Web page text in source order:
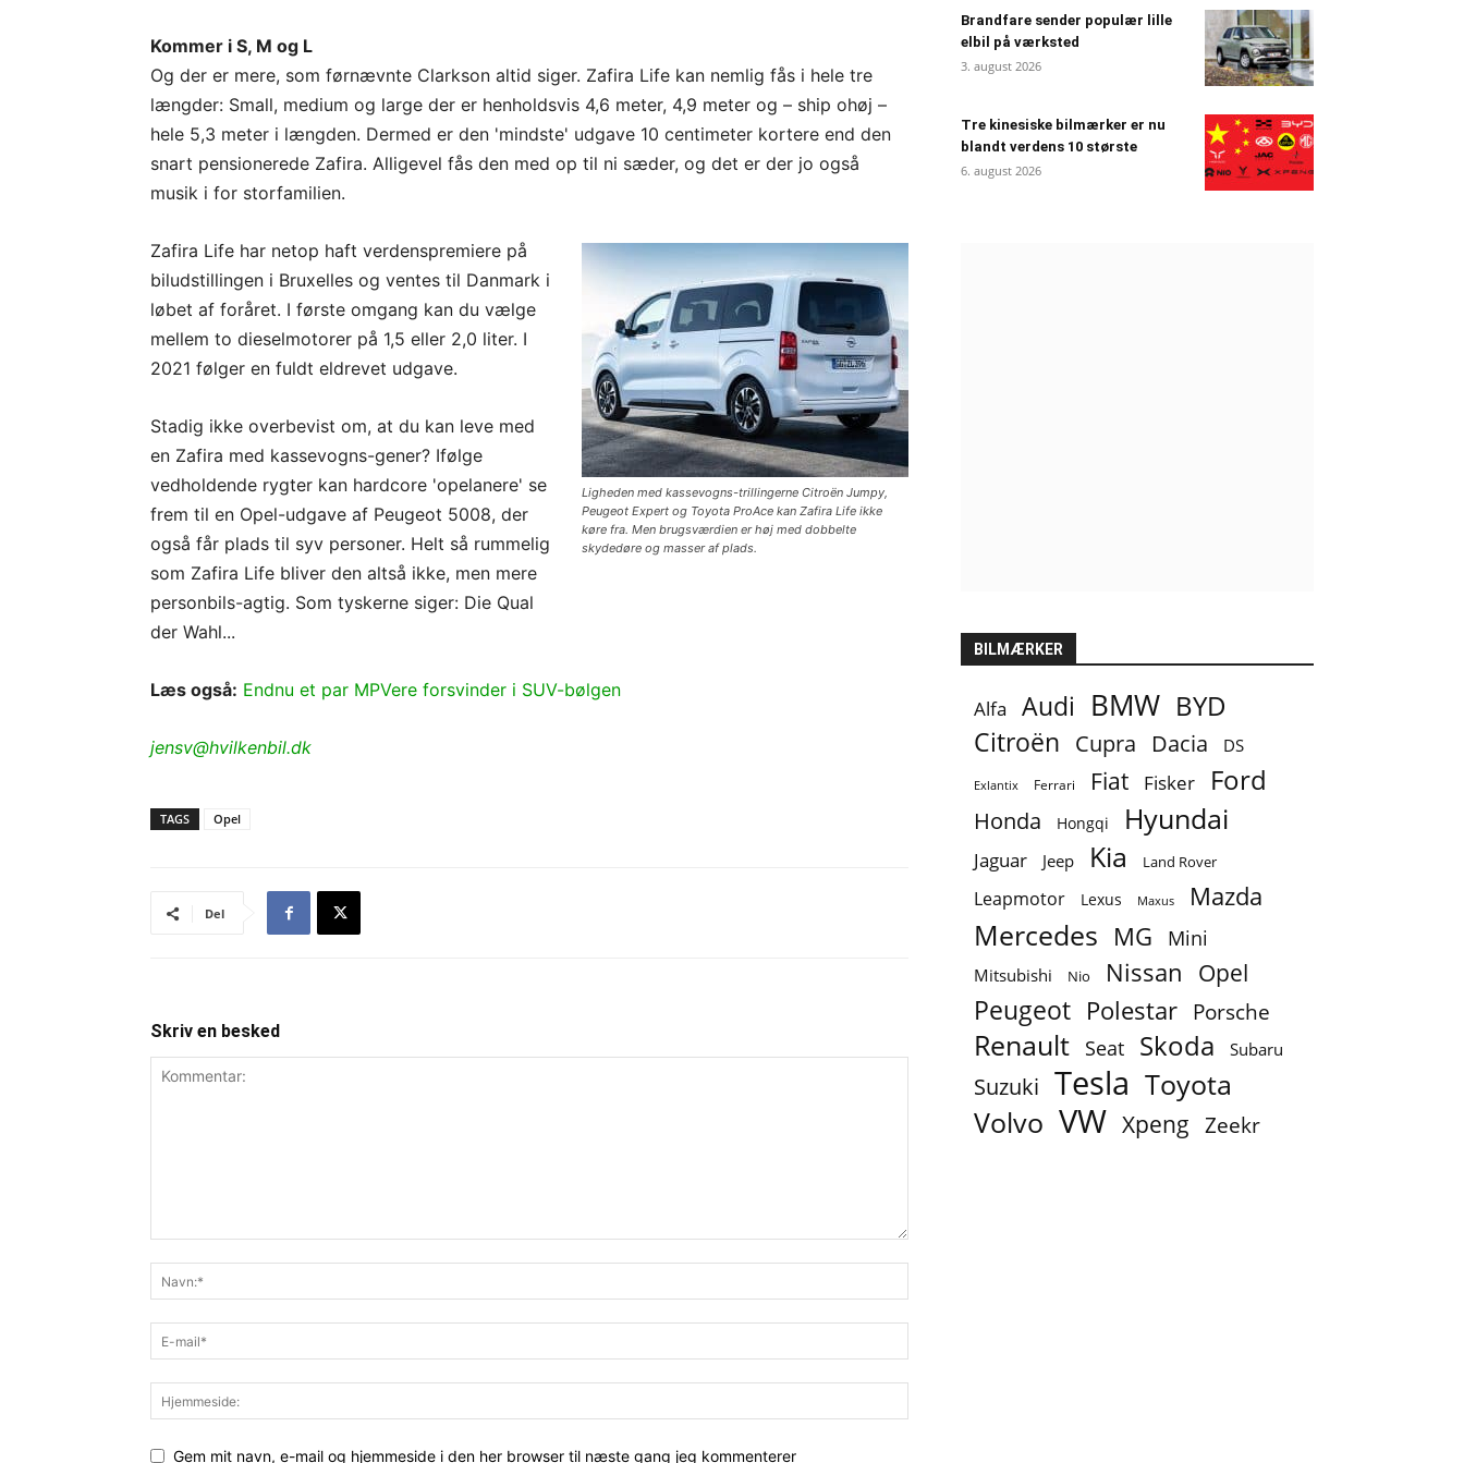
Kommer i S, M og L
Og der er mere, som førnævnte Clarkson altid siger. Zafira Life kan nemlig fås i hele tre
længder: Small, medium og large der er henholdsvis 4,6 meter, 4,9 meter og – ship ohøj –
hele 5,3 meter i længden. Dermed er den 'mindste' udgave 10 centimeter kortere end den
snart pensionerede Zafira. Alligevel fås den med op til ni sæder, og det er der jo også
musik i for storfamilien.
Ligheden med kassevogns-trillingerne Citroën Jumpy,
Peugeot Expert og Toyota ProAce kan Zafira Life ikke
køre fra. Men brugsværdien er høj med dobbelte
skydedøre og masser af plads.
Zafira Life har netop haft verdenspremiere på
biludstillingen i Bruxelles og ventes til Danmark i
løbet af foråret. I første omgang kan du vælge
mellem to dieselmotorer på 1,5 eller 2,0 liter. I
2021 følger en fuldt eldrevet udgave.
Stadig ikke overbevist om, at du kan leve med
en Zafira med kassevogns-gener? Ifølge
vedholdende rygter kan hardcore 'opelanere' se
frem til en Opel-udgave af Peugeot 5008, der
også får plads til syv personer. Helt så rummelig
som Zafira Life bliver den altså ikke, men mere
personbils-agtig. Som tyskerne siger: Die Qual
der Wahl...
Læs også: Endnu et par MPVere forsvinder i SUV-bølgen
jensv@hvilkenbil.dk
TAGS Opel
Del
Skriv en besked
Gem mit navn, e-mail og hjemmeside i den her browser til næste gang jeg kommenterer
Brandfare sender populær lille
elbil på værksted
3. august 2026
Tre kinesiske bilmærker er nu
blandt verdens 10 største
6. august 2026
BILMÆRKER
Alfa Audi BMW BYD
Citroën Cupra Dacia DS
Exlantix Ferrari Fiat Fisker Ford
Honda Hongqi Hyundai
Jaguar Jeep Kia Land Rover
Leapmotor Lexus Maxus Mazda
Mercedes MG Mini
Mitsubishi Nio Nissan Opel
Peugeot Polestar Porsche
Renault Seat Skoda Subaru
Suzuki Tesla Toyota
Volvo VW Xpeng Zeekr